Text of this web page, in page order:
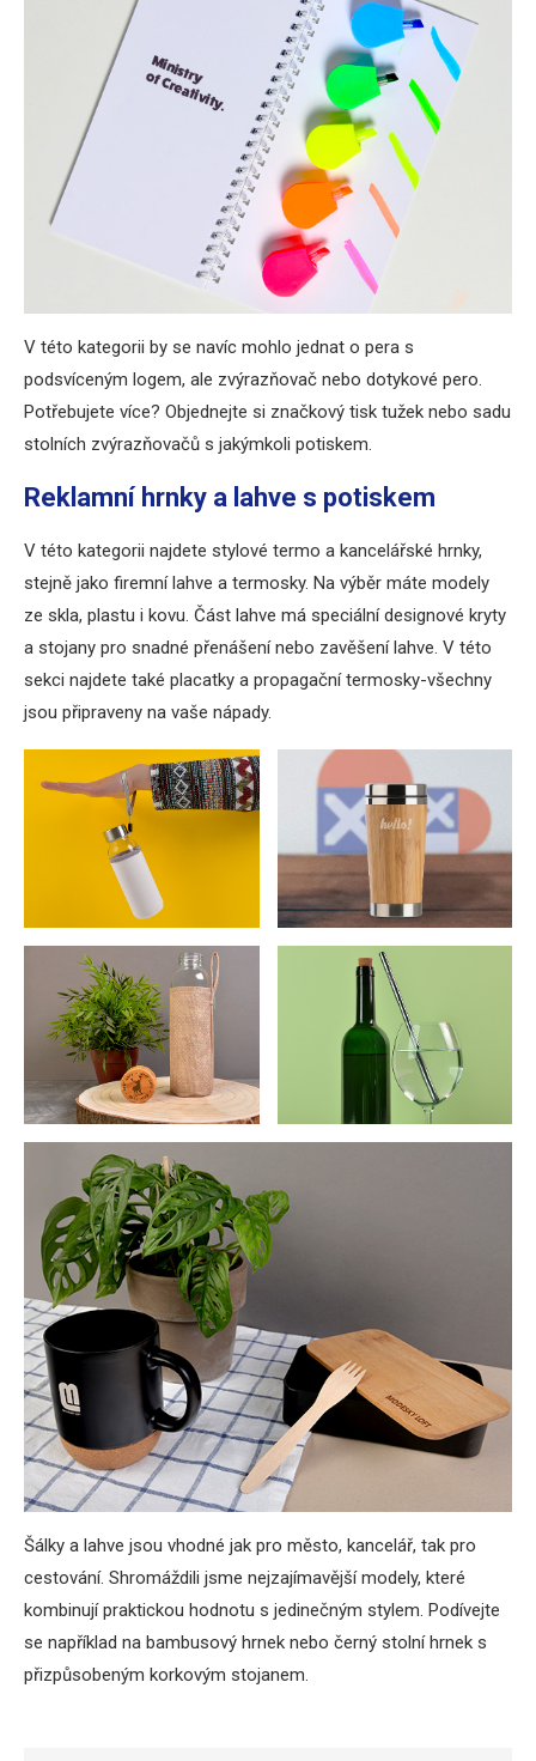
V této kategorii by se navíc mohlo jednat o pera s
podsvíceným logem, ale zvýrazňovač nebo dotykové pero.
Potřebujete více? Objednejte si značkový tisk tužek nebo sadu
stolních zvýrazňovačů s jakýmkoli potiskem.
Reklamní hrnky a lahve s potiskem
V této kategorii najdete stylové termo a kancelářské hrnky,
stejně jako firemní lahve a termosky. Na výběr máte modely
ze skla, plastu i kovu. Část lahve má speciální designové kryty
a stojany pro snadné přenášení nebo zavěšení lahve. V této
sekci najdete také placatky a propagační termosky-všechny
jsou připraveny na vaše nápady.
Šálky a lahve jsou vhodné jak pro město, kancelář, tak pro
cestování. Shromáždili jsme nejzajímavější modely, které
kombinují praktickou hodnotu s jedinečným stylem. Podívejte
se například na bambusový hrnek nebo černý stolní hrnek s
přizpůsobeným korkovým stojanem.